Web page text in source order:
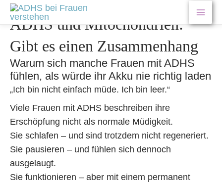
Zum
InhaltADHS und Mitochondrien:
Gibt es einen Zusammenhang
Warum sich manche Frauen mit ADHS
fühlen, als würde ihr Akku nie richtig laden
„Ich bin nicht einfach müde. Ich bin leer.“
Viele Frauen mit ADHS beschreiben ihre
Erschöpfung nicht als normale Müdigkeit.
Sie schlafen – und sind trotzdem nicht regeneriert.
Sie pausieren – und fühlen sich dennoch
ausgelaugt.
Sie funktionieren – aber mit einem permanent
Beitragsnavigation